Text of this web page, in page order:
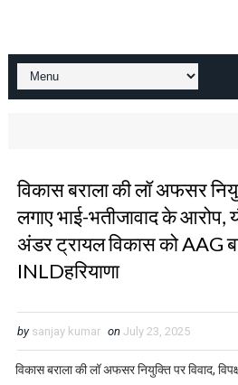
विकास बराला की लॉ अफसर
लगाए भाई-भतीजावाद के आरोप,
अंडर ट्रायल विकास को AAG
INLDहरियाणा
by sanjay kumar on July 23, 2025
विकास बराला की लॉ अफसर नियुक्ति पर विवाद,